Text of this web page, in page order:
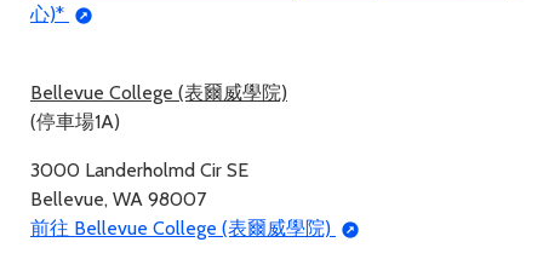
心)*
Bellevue College (表爾威學院)
(停車場1A)
3000 Landerholmd Cir SE
Bellevue, WA 98007
前往 Bellevue College (表爾威學院)